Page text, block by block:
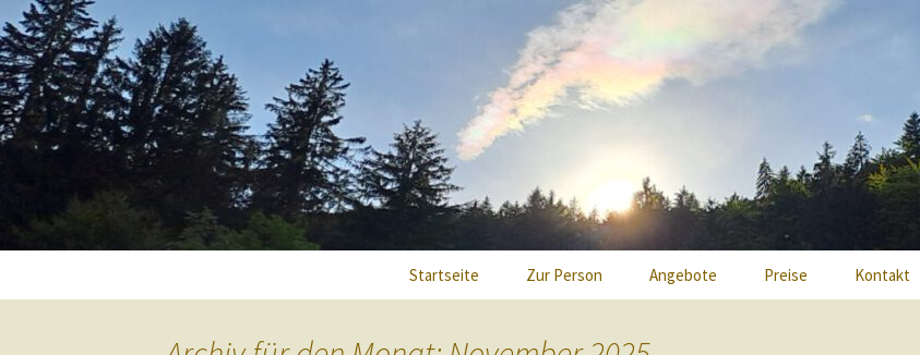
Heilerpraxis Mayan
Mein Licht in dieser Welt.
Startseite Zur Person Angebote Preise Kontakt